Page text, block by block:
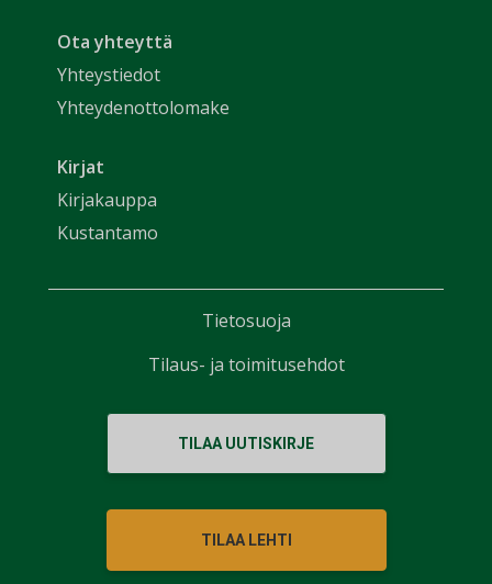
Ota yhteyttä
Yhteystiedot
Yhteydenottolomake
Kirjat
Kirjakauppa
Kustantamo
TILAA UUTISKIRJE
TILAA LEHTI
Tietosuoja
Tilaus- ja toimitusehdot